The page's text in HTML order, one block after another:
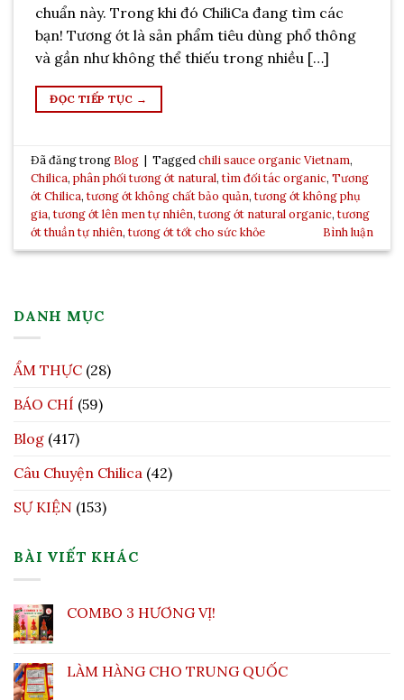
chuẩn này. Trong khi đó ChiliCa đang tìm các
bạn! Tương ớt là sản phẩm tiêu dùng phổ thông
và gần như không thể thiếu trong nhiều […]
ĐỌC TIẾP TỤC →
Đã đăng trong Blog | Taggedchili sauce organic Vietnam,
Chilica,phân phối tương ớt natural,tìm đối tác organic,Tương
ớt Chilica,tương ớt không chất bảo quản,tương ớt không phụ
gia,tương ớt lên men tự nhiên,tương ớt natural organic,tương
ớt thuần tự nhiên,tương ớt tốt cho sức khỏe Bình luận
DANH MỤC
ẨM THỰC (28)
BÁO CHÍ (59)
Blog (417)
Câu Chuyện Chilica (42)
SỰ KIỆN (153)
BÀI VIẾT KHÁC
COMBO 3 HƯƠNG VỊ!
LÀM HÀNG CHO TRUNG QUỐC